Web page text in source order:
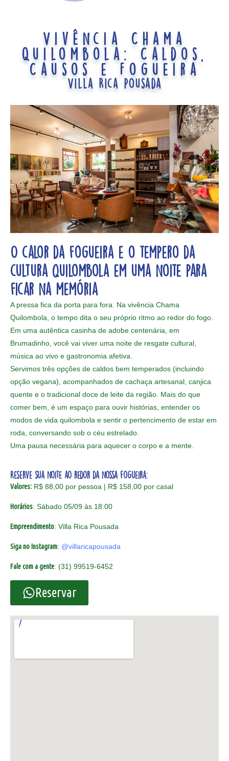
Vivência Chama
Quilombola: Caldos,
Causos e Fogueira
Villa Rica Pousada
O calor da fogueira e o tempero da
cultura quilombola em uma noite para
ficar na memória
A pressa fica da porta para fora. Na vivência Chama
Quilombola, o tempo dita o seu próprio ritmo ao redor do fogo.
Em uma autêntica casinha de adobe centenária, em
Brumadinho, você vai viver uma noite de resgate cultural,
música ao vivo e gastronomia afetiva.
Servimos três opções de caldos bem temperados (incluindo
opção vegana), acompanhados de cachaça artesanal, canjica
quente e o tradicional doce de leite da região. Mais do que
comer bem, é um espaço para ouvir histórias, entender os
modos de vida quilombola e sentir o pertencimento de estar em
roda, conversando sob o céu estrelado.
Uma pausa necessária para aquecer o corpo e a mente.
Reserve sua noite ao redor da nossa fogueira:
Valores: R$ 88,00 por pessoa | R$ 158,00 por casal
Horários: Sábado 05/09 às 18:00
Empreendimento: Villa Rica Pousada
Siga no Instagram: @villaricapousada
Fale com a gente: (31) 99519-6452
Reservar